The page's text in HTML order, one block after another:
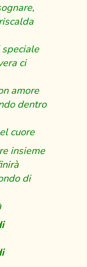
ci
amore
dentro
cuore
insieme
di